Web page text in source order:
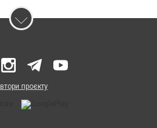
проєкту